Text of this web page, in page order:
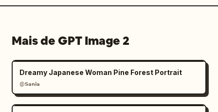
Mais de GPT Image 2
Dreamy Japanese Woman Pine Forest Portrait
@𝗦𝗮𝗻𝗶𝗮